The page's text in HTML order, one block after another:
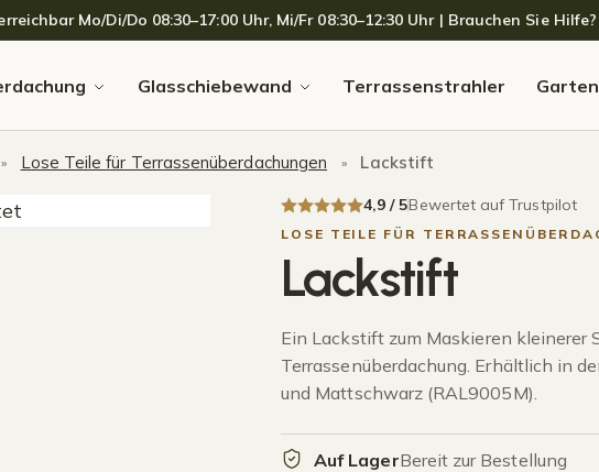
Mo/Di/Do 08:30–17:00 Uhr, Mi/Fr 08:30–12:30 Uhr | Brauchen Sie
Glasschiebewand Terrassenstrahler
» Lose Teile für Terrassenüberdachungen » Lackstift
4,9 / 5Bewertet auf Trustpilot
LOSE TEILE FÜR
Lackstift
Ein Lackstift zum Maskieren kleinerer
Terrassenüberdachung. Erhältlich in
und Mattschwarz (RAL9005M).
Auf LagerBereit zur Bestellung